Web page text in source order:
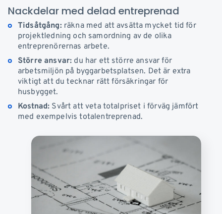
Nackdelar med delad entreprenad
Tidsåtgång:räkna med att avsätta mycket tid för
projektledning och samordning av de olika
entreprenörernas arbete.
Större ansvar: du har ett större ansvar för
arbetsmiljön på byggarbetsplatsen. Det är extra
viktigt att du tecknar rätt försäkringar för
husbygget.
Kostnad: Svårt att veta totalpriset i förväg jämfört
med exempelvis totalentreprenad.